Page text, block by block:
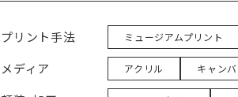
プリント手法 ミュージアムプリント
メディア アクリル キャンバ